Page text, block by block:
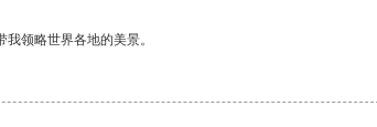
领略世界各地的美景。